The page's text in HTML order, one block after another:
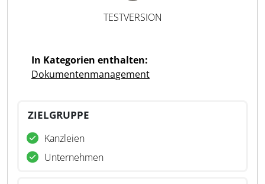
TESTVERSION
In Kategorien enthalten:
Dokumentenmanagement
ZIELGRUPPE
Kanzleien
Unternehmen